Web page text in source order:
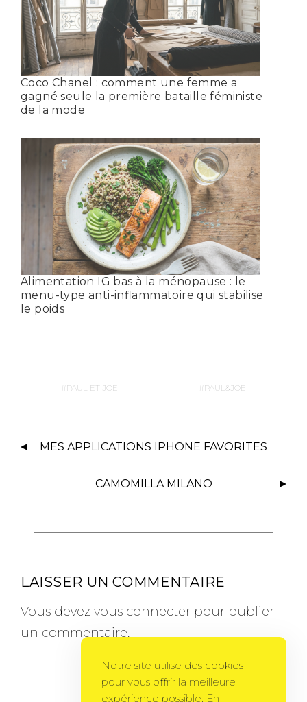
Coco Chanel : comment une femme a
gagné seule la première bataille féministe
de la mode
Alimentation IG bas à la ménopause : le
menu-type anti-inflammatoire qui stabilise
le poids
PAUL ET JOE PAUL&JOE
MES APPLICATIONS IPHONE FAVORITES
CAMOMILLA MILANO
LAISSER UN COMMENTAIRE
Vous devez vous connecter pour publier
un commentaire.
Notre site utilise des cookies
pour vous offrir la meilleure
expérience possible. En